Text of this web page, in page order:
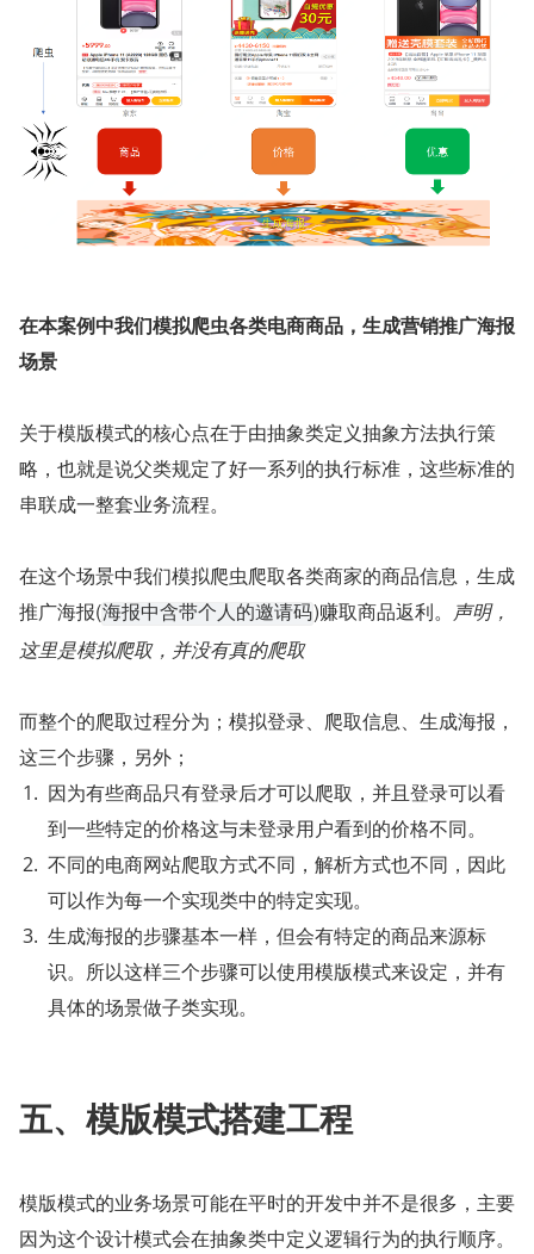
在本案例中我们模拟爬虫各类电商商品，生成营销推广海报
场景
关于模版模式的核心点在于由抽象类定义抽象方法执行策
略，也就是说父类规定了好一系列的执行标准，这些标准的
串联成一整套业务流程。
在这个场景中我们模拟爬虫爬取各类商家的商品信息，生成
推广海报(海报中含带个人的邀请码)赚取商品返利。 声明，
这里是模拟爬取，并没有真的爬取
而整个的爬取过程分为；模拟登录、爬取信息、生成海报，
这三个步骤，另外；
因为有些商品只有登录后才可以爬取，并且登录可以看
到一些特定的价格这与未登录用户看到的价格不同。
不同的电商网站爬取方式不同，解析方式也不同，因此
可以作为每一个实现类中的特定实现。
生成海报的步骤基本一样，但会有特定的商品来源标
识。所以这样三个步骤可以使用模版模式来设定，并有
具体的场景做子类实现。
五、模版模式搭建工程
模版模式的业务场景可能在平时的开发中并不是很多，主要
因为这个设计模式会在抽象类中定义逻辑行为的执行顺序。